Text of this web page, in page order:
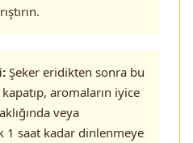
Şeker eridikten sonra bu
aromaların iyice
veya
1 saat kadar dinlenmeye